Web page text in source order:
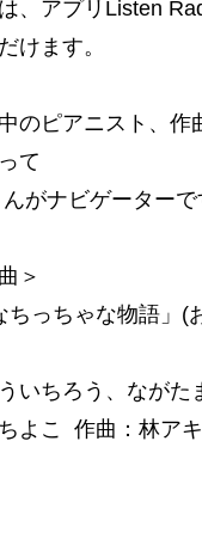
、アプリListen
けます。
のピアニスト、作
て
がナビゲーターで
＞
ちっちゃな物語」(
いちろう、ながた
よこ 作曲：林ア